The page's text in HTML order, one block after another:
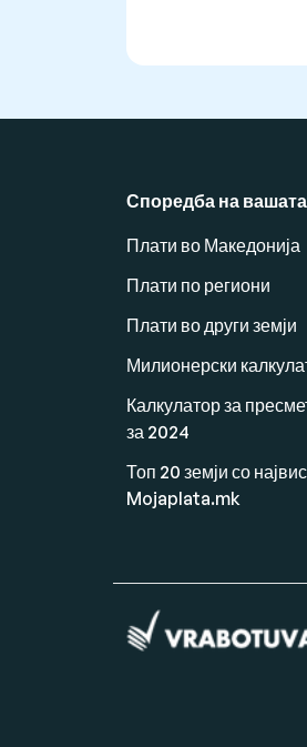
Споредба на
Плати во Македонија
Плати по региони
Плати во други земји
Милионерски
Калкулатор за
за 2024
Топ 20 земји со
Mojaplata.mk